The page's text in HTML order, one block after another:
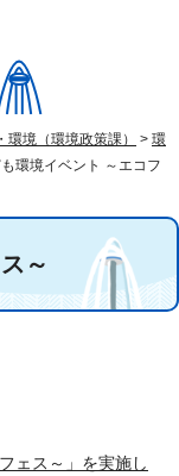
環境（環境政策課） > 環
環境イベント ～エコフ
～
ェス～」を実施し